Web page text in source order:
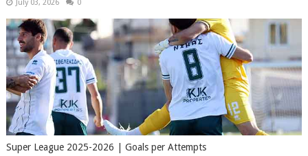
July 03, 2026 0
Super League 2025-2026 | Goals per Attempts